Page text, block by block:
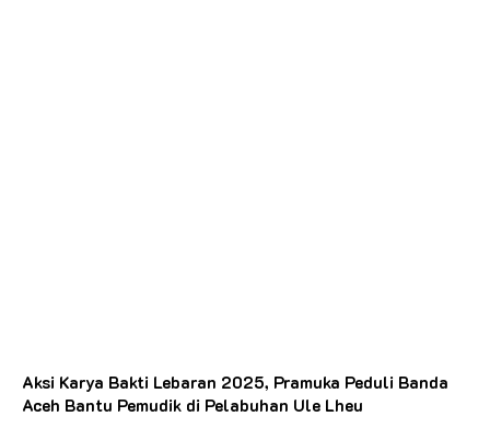
Aksi Karya Bakti Lebaran 2025, Pramuka Peduli Banda
Aceh Bantu Pemudik di Pelabuhan Ule Lheu